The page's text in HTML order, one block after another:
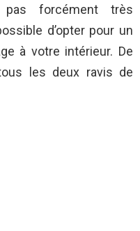
forcément très
d’opter pour un
à votre intérieur. De
les deux ravis de